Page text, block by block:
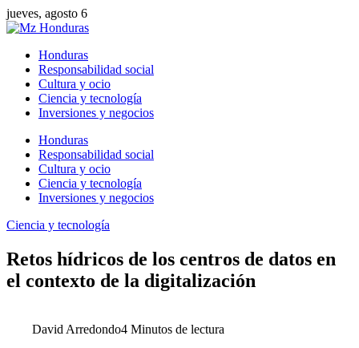
jueves, agosto 6
Honduras
Responsabilidad social
Cultura y ocio
Ciencia y tecnología
Inversiones y negocios
Honduras
Responsabilidad social
Cultura y ocio
Ciencia y tecnología
Inversiones y negocios
Ciencia y tecnología
Retos hídricos de los centros de datos en
el contexto de la digitalización
David Arredondo4 Minutos de lectura